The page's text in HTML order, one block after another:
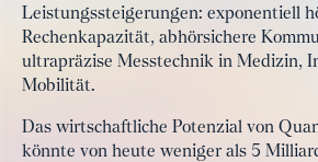
Leistungssteigerungen: exponentiell
Rechenkapazität, abhörsichere
ultrapräzise Messtechnik in Medizin,
Mobilität.
Das wirtschaftliche Potenzial von
könnte von heute weniger als 5